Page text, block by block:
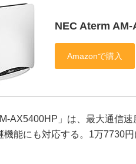
NEC Aterm AM-
AX5400HP」は、最大通信速
機能にも対応する。1万7730